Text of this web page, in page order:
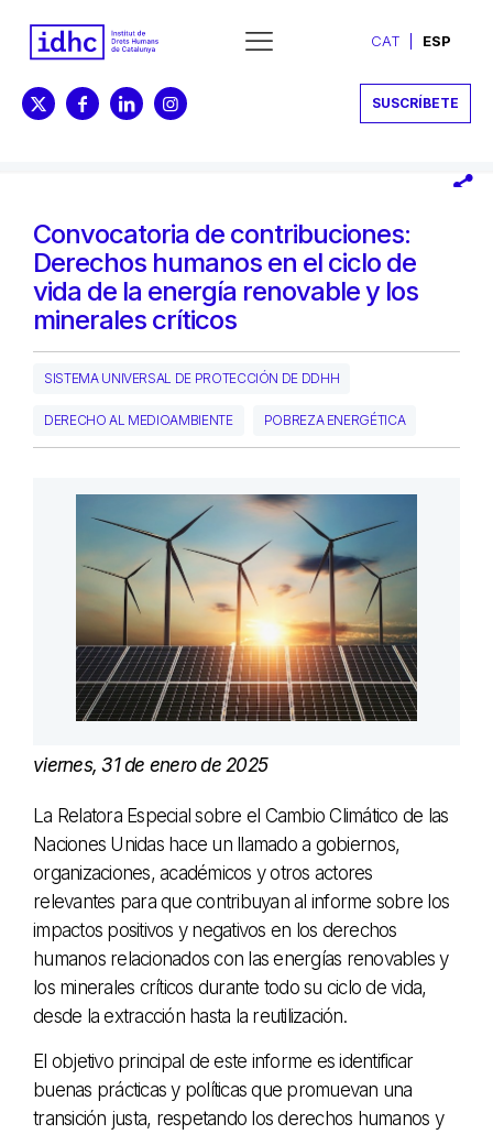
CAT ESP
SUSCRÍBETE
Convocatoria de contribuciones:
Derechos humanos en el ciclo de
vida de la energía renovable y los
minerales críticos
SISTEMA UNIVERSAL DE PROTECCIÓN DE DDHH
DERECHO AL MEDIOAMBIENTE POBREZA ENERGÉTICA
viernes, 31 de enero de 2025
La Relatora Especial sobre el Cambio Climático de las
Naciones Unidas hace un llamado a gobiernos,
organizaciones, académicos y otros actores
relevantes para que contribuyan al informe sobre los
impactos positivos y negativos en los derechos
humanos relacionados con las energías renovables y
los minerales críticos durante todo su ciclo de vida,
desde la extracción hasta la reutilización.
El objetivo principal de este informe es identificar
buenas prácticas y políticas que promuevan una
transición justa, respetando los derechos humanos y